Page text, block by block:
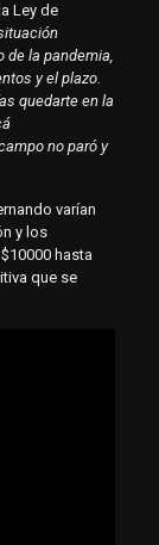
Ley de
de la pandemia,
y el plazo.
quedarte en la
no paró y
varían
y los
hasta
que se